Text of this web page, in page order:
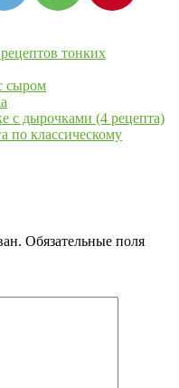
тонких
сыром
с дырочками (4 рецепта)
по классическому
Обязательные поля